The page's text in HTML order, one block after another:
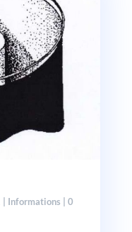
Informations | 0